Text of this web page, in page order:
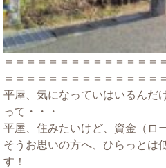
＝＝＝＝＝＝＝＝＝＝＝＝＝＝
＝＝＝＝＝＝＝＝＝＝＝＝＝＝
平屋、気になっていはいるんだ
って・・・
平屋、住みたいけど、資金（ロ
そうお思いの方へ、ひらっとは
す！